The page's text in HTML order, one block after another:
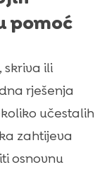
pomoć
skriva ili
rješenja
učestalih
zahtijeva
osnovnu